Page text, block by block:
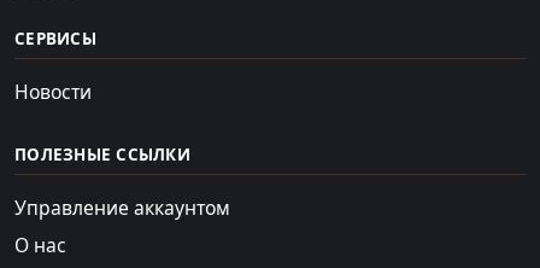
СЕРВИСЫ
Новости
ПОЛЕЗНЫЕ ССЫЛКИ
Управление аккаунтом
О нас